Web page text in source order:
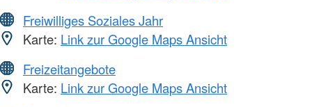
Freiwilliges Soziales Jahr
Karte: Link zur Google Maps Ansicht
Freizeitangebote
Karte: Link zur Google Maps Ansicht